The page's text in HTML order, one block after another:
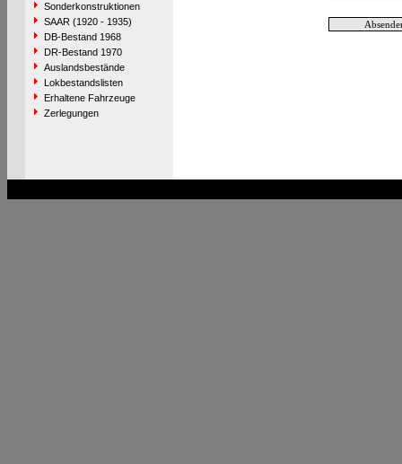
Sonderkonstruktionen
SAAR (1920 - 1935)
DB-Bestand 1968
DR-Bestand 1970
Auslandsbestände
Lokbestandslisten
Erhaltene Fahrzeuge
Zerlegungen